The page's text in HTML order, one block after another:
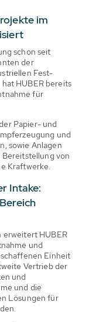
im
schon seit
der
Fest-
HUBER bereits
für
Papier- und
und
sowie Anlagen
von
Kraftwerke.
Intake:
erweitert HUBER
und
Einheit
Vertrieb der
und
und die
Lösungen für